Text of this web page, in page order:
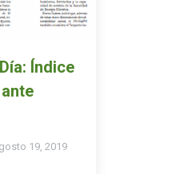
Índice
19, 2019